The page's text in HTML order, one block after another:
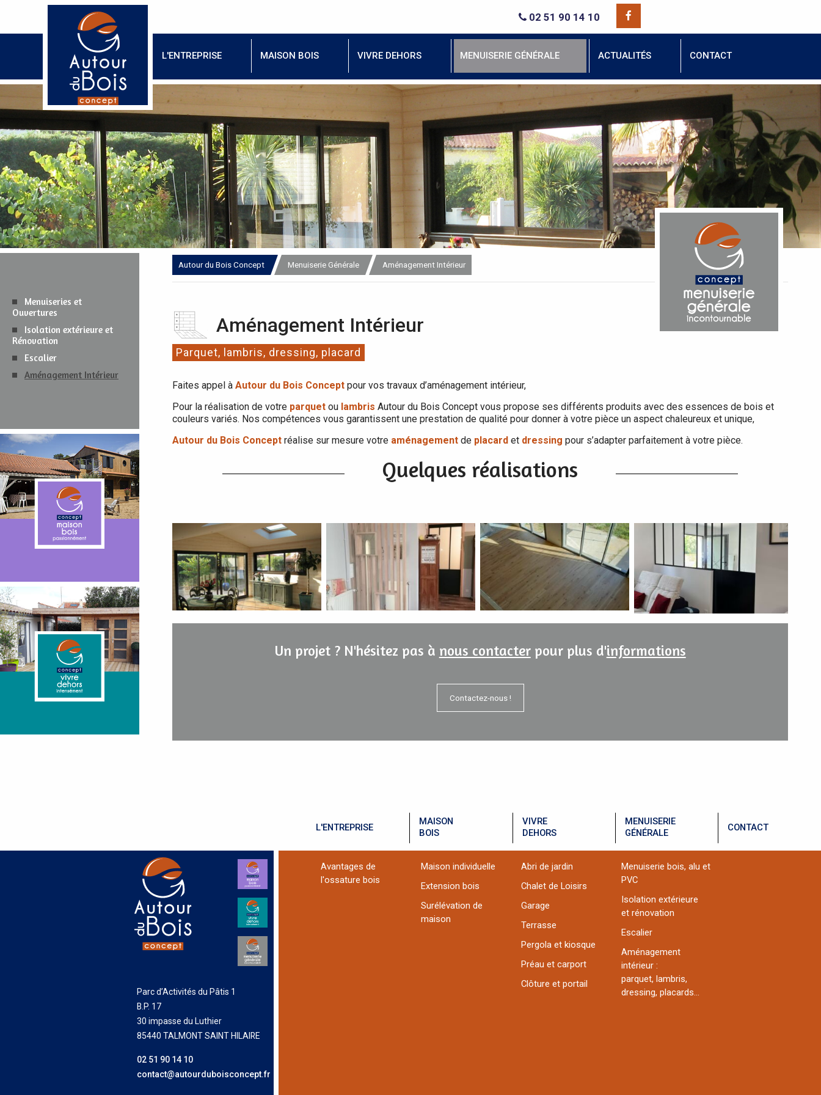
02 51 90 14 10
L'ENTREPRISE MAISON BOIS VIVRE DEHORS MENUISERIE GÉNÉRALE ACTUALITÉS CONTACT
Autour du Bois Concept Menuiserie Générale Aménagement Intérieur
Aménagement Intérieur
Parquet, lambris, dressing, placard
Faites appel àAutour du Bois Concept pour vos travaux d’aménagement intérieur,
Pour la réalisation de votre parquet ou lambris Autour du Bois Concept vous propose ses différents produits avec des essences de bois et
couleurs variés. Nos compétences vous garantissent une prestation de qualité pour donner à votre pièce un aspect chaleureux et unique,
Autour du Bois Concept réalise sur mesure votre aménagement de placard et dressing pour s’adapter parfaitement à votre pièce.
Quelques réalisations
Un projet ? N'hésitez pas à nous contacterpour plus d'informations
Contactez-nous !
Menuiseries et
Ouvertures
Isolation extérieure et
Rénovation
Escalier
Aménagement Intérieur
L'ENTREPRISE
MAISON
BOIS
VIVRE
DEHORS
MENUISERIE
GÉNÉRALE
CONTACT
Parc d’Activités du Pâtis 1
B.P. 17
30 impasse du Luthier
85440 TALMONT SAINT HILAIRE
02 51 90 14 10
contact@autourduboisconcept.fr
Avantages de
l'ossature bois
Maison individuelle
Extension bois
Surélévation de
maison
Abri de jardin
Chalet de Loisirs
Garage
Terrasse
Pergola et kiosque
Préau et carport
Clôture et portail
Menuiserie bois, alu et
PVC
Isolation extérieure
et rénovation
Escalier
Aménagement
intérieur :
parquet, lambris,
dressing, placards...